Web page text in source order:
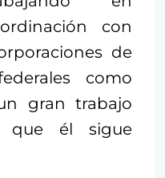
con
de
como
gran trabajo
que él sigue